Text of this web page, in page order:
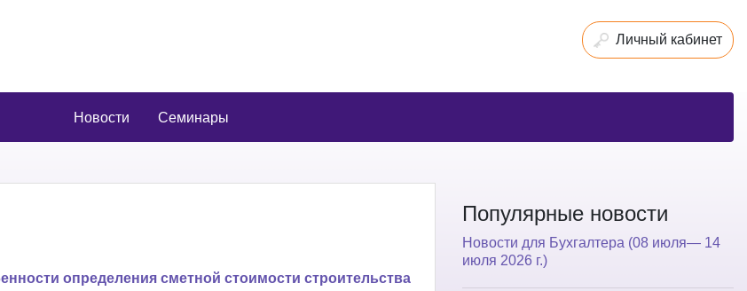
Личный кабинет
Новости Семинары
определения сметной стоимости строительства
Популярные новости
Новости для Бухгалтера (08 июля— 14
июля 2026 г.)